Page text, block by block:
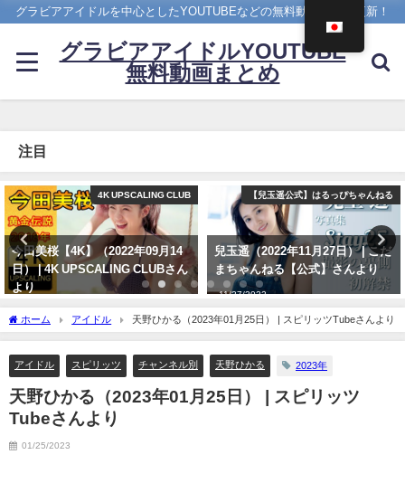
グラビアアイドルを中心としたYOUTUBEなどの無料動画を日々更新！
グラビアアイドルYOUTUBE
無料動画まとめ
注目
【兒玉遥公式】はるっぴちゃんねる
兒玉遥（2022年11月27日） | こだ
まちゃんねる【公式】さんより
11/27/2022
Hカップ
ちとせよしの - 【解禁】写真集
「ただいま」過去最大露出な写真
集ができました（2024年07月26
日） | よしのんチャンネルさんよ
り
ホーム アイドル 天野ひかる（2023年01月25日） | スピリッツTubeさんより
アイドル スピリッツ チャンネル別 天野ひかる 2023年
天野ひかる（2023年01月25日） | スピリッツ
Tubeさんより
01/25/2023